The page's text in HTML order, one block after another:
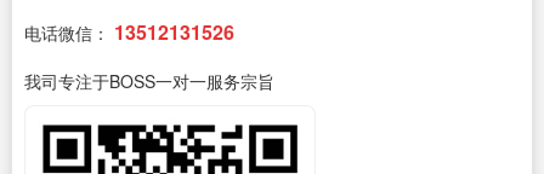
电话微信： 13512131526
我司专注于BOSS一对一服务宗旨